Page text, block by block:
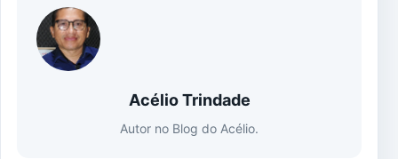
Acélio Trindade
Autor no Blog do Acélio.